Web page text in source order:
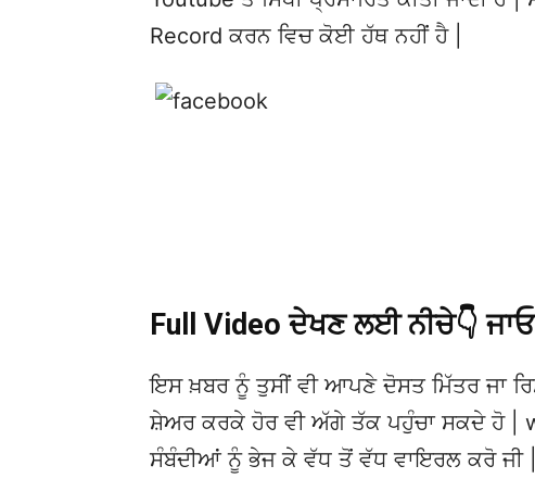
Record ਕਰਨ ਵਿਚ ਕੋਈ ਹੱਥ ਨਹੀਂ ਹੈ |
Full Video ਦੇਖਣ ਲਈ ਨੀਚੇ👇
ਇਸ ਖ਼ਬਰ ਨੂੰ ਤੁਸੀਂ ਵੀ ਆਪਣੇ ਦੋਸਤ ਮਿੱਤਰ ਜਾ
ਸ਼ੇਅਰ ਕਰਕੇ ਹੋਰ ਵੀ ਅੱਗੇ ਤੱਕ ਪਹੁੰਚਾ ਸਕਦੇ ਹੋ |
ਸੰਬੰਦੀਆਂ ਨੂੰ ਭੇਜ ਕੇ ਵੱਧ ਤੋਂ ਵੱਧ ਵਾਇਰਲ ਕਰੋ ਜੀ |